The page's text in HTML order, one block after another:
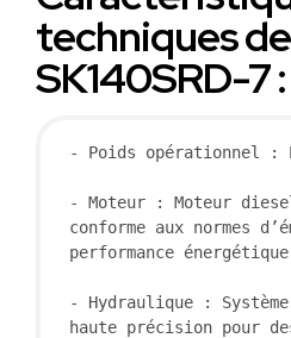
techniques
SK140SRD-7 :
- Poids opérationnel :
- Moteur : Moteur
conforme aux normes
performance
- Hydraulique :
haute précision pour des